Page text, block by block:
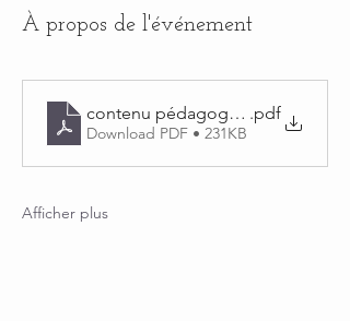
À propos de l'événement
contenu pédagogique coupe
.pdf
Download PDF • 231KB
Afficher plus